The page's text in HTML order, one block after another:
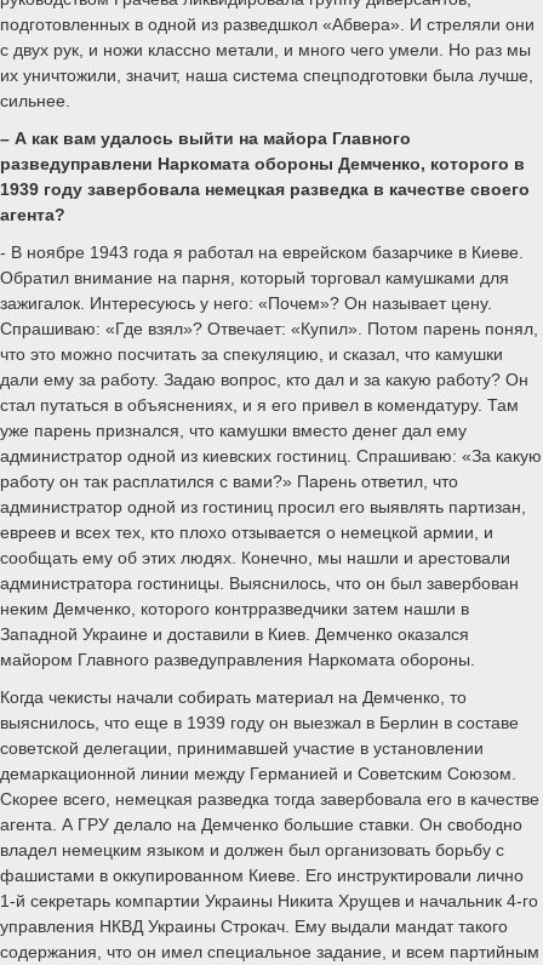
подготовленных в одной из разведшкол «Абвера». И стреляли они
с двух рук, и ножи классно метали, и много чего умели. Но раз мы
их уничтожили, значит, наша система спецподготовки была лучше,
сильнее.
– А как вам удалось выйти на майора Главного
разведуправлени Наркомата обороны Демченко, которого в
1939 году завербовала немецкая разведка в качестве своего
агента?
- В ноябре 1943 года я работал на еврейском базарчике в Киеве.
Обратил внимание на парня, который торговал камушками для
зажигалок. Интересуюсь у него: «Почем»? Он называет цену.
Спрашиваю: «Где взял»? Отвечает: «Купил». Потом парень понял,
что это можно посчитать за спекуляцию, и сказал, что камушки
дали ему за работу. Задаю вопрос, кто дал и за какую работу? Он
стал путаться в объяснениях, и я его привел в комендатуру. Там
уже парень признался, что камушки вместо денег дал ему
администратор одной из киевских гостиниц. Спрашиваю: «За какую
работу он так расплатился с вами?» Парень ответил, что
администратор одной из гостиниц просил его выявлять партизан,
евреев и всех тех, кто плохо отзывается о немецкой армии, и
сообщать ему об этих людях. Конечно, мы нашли и арестовали
администратора гостиницы. Выяснилось, что он был завербован
неким Демченко, которого контрразведчики затем нашли в
Западной Украине и доставили в Киев. Демченко оказался
майором Главного разведуправления Наркомата обороны.
Когда чекисты начали собирать материал на Демченко, то
выяснилось, что еще в 1939 году он выезжал в Берлин в составе
советской делегации, принимавшей участие в установлении
демаркационной линии между Германией и Советским Союзом.
Скорее всего, немецкая разведка тогда завербовала его в качестве
агента. А ГРУ делало на Демченко большие ставки. Он свободно
владел немецким языком и должен был организовать борьбу с
фашистами в оккупированном Киеве. Его инструктировали лично
1-й секретарь компартии Украины Никита Хрущев и начальник 4-го
управления НКВД Украины Строкач. Ему выдали мандат такого
содержания, что он имел специальное задание, и всем партийным